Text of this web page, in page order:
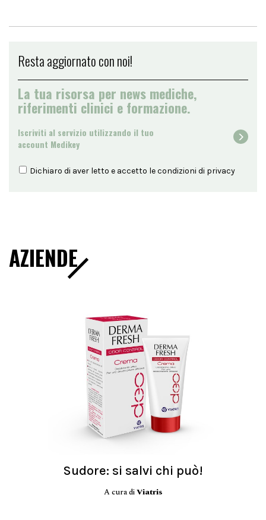
Resta aggiornato con noi!
La tua risorsa per news mediche,
riferimenti clinici e formazione.
Iscriviti al servizio utilizzando il tuo
account Medikey
Dichiaro di aver letto e accetto le condizioni di privacy
AZIENDE
Sudore: si salvi chi può!
A cura diViatris